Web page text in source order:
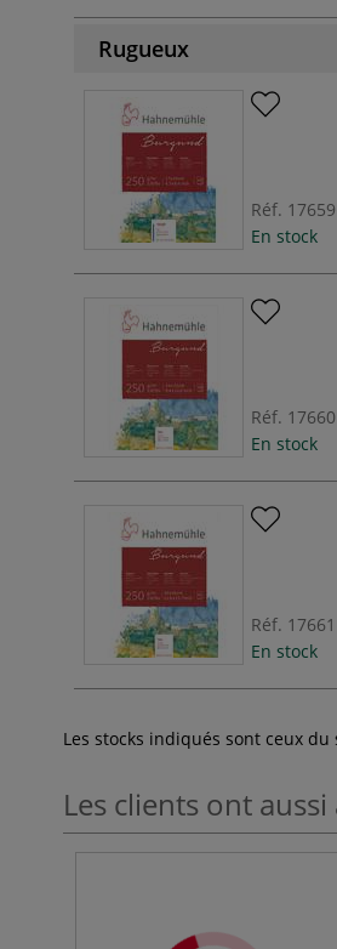
Rugueux
Réf. 17659
En stock
Réf. 17660
En stock
Réf. 17661
En stock
Les stocks indiqués sont ceux
Les clients ont